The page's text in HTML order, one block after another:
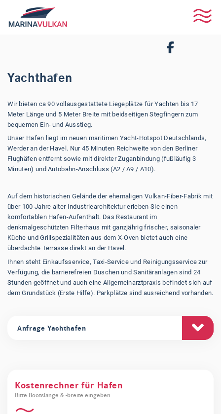
Yachthafen
Wir bieten ca 90 vollausgestattete Liegeplätze für Yachten bis 17
Meter Länge und 5 Meter Breite mit beidseitigen Stegfingern zum
bequemen Ein- und Ausstieg.
Unser Hafen liegt im neuen maritimen Yacht-Hotspot Deutschlands,
Werder an der Havel. Nur 45 Minuten Reichweite von den Berliner
Flughäfen entfernt sowie mit direkter Zuganbindung (fußläufig 3
Minuten) und Autobahn-Anschluss (A2 / A9 / A10).
Auf dem historischen Gelände der ehemaligen Vulkan-Fiber-Fabrik mit
über 100 Jahre alter Industriearchitektur erleben Sie einen
komfortablen Hafen-Aufenthalt. Das Restaurant im
denkmalgeschützten Filterhaus mit ganzjährig frischer, saisonaler
Küche und Grillspezialitäten aus dem X-Oven bietet auch eine
überdachte Terrasse direkt an der Havel.
Ihnen steht Einkaufsservice, Taxi-Service und Reinigungsservice zur
Verfügung, die barrierefreien Duschen und Sanitäranlagen sind 24
Stunden geöffnet und auch eine Allgemeinarztpraxis befindet sich auf
dem Grundstück (Erste Hilfe). Parkplätze sind ausreichend vorhanden.
Anfrage Yachthafen
EMAIL*
Kostenrechner für Hafen
Bitte Bootslänge & -breite eingeben